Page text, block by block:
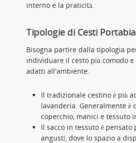
interno e la praticità.
Tipologie di Cesti
Bisogna partire dalla tipologia
individuare il cesto più comodo e
adatti all'ambiente.
Il tradizionale cestino è più
lavanderia. Generalmente è
coperchio, manici e tessuto
Il sacco in tessuto è
angusti, dove lo spazio a